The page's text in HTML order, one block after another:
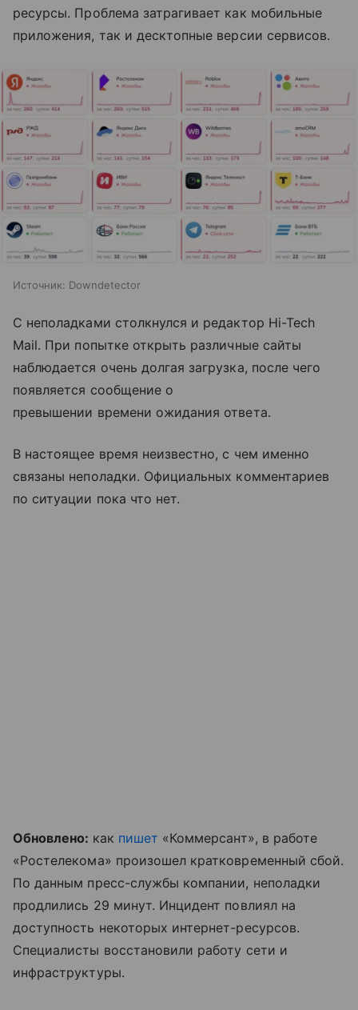
ресурсы. Проблема затрагивает как мобильные
приложения, так и десктопные версии сервисов.
Источник: Downdetector
С неполадками столкнулся и редактор Hi-Tech
Mail. При попытке открыть различные сайты
наблюдается очень долгая загрузка, после чего
появляется сообщение о
превышении времени ожидания ответа.
В настоящее время неизвестно, с чем именно
связаны неполадки. Официальных комментариев
по ситуации пока что нет.
Обновлено: как пишет «Коммерсант», в работе
«Ростелекома» произошел кратковременный сбой.
По данным пресс-службы компании, неполадки
продлились 29 минут. Инцидент повлиял на
доступность некоторых интернет-ресурсов.
Специалисты восстановили работу сети и
инфраструктуры.